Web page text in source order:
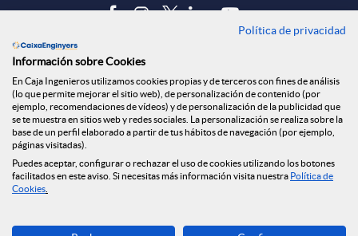
d
e
s
S
o
c
a
c
i
n
s
a
l
Tablón de anuncios
Política de cookies
Aviso legal
Seguridad Online
Privacidad
Canal denuncias
Descarga ahora
Política de privacidad
Información sobre Cookies
En Caja Ingenieros utilizamos cookies propias y de terceros con fines de análisis
(lo que permite mejorar el sitio web), de personalización de contenido (por
ejemplo, recomendaciones de vídeos) y de personalización de la publicidad que
se te muestra en sitios web y redes sociales. La personalización se realiza sobre la
base de un perfil elaborado a partir de tus hábitos de navegación (por ejemplo,
páginas visitadas).
Puedes aceptar, configurar o rechazar el uso de cookies utilizando los botones
facilitados en este aviso. Si necesitas más información visita nuestra Política de
Cookies